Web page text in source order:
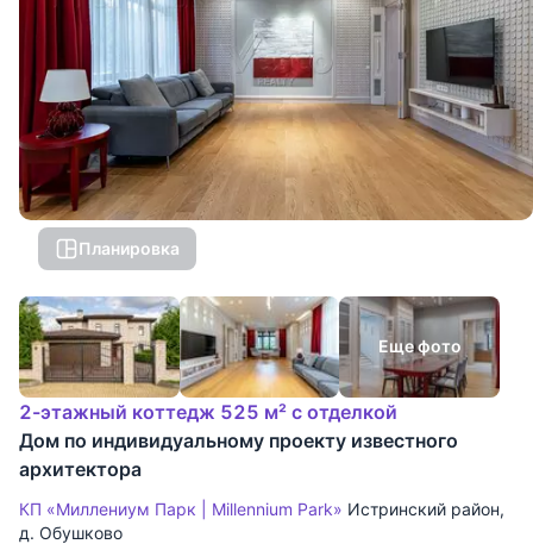
Планировка
Еще фото
2-этажный коттедж 525 м² с отделкой
Дом по индивидуальному проекту известного
архитектора
КП «Миллениум Парк | Millennium Park» Истринский район,
д. Обушково